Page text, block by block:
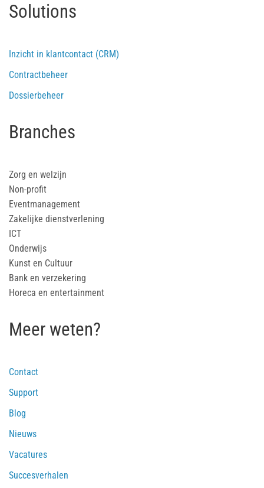
Solutions
Inzicht in klantcontact (CRM)
Contractbeheer
Dossierbeheer
Branches
Zorg en welzijn
Non-profit
Eventmanagement
Zakelijke dienstverlening
ICT
Onderwijs
Kunst en Cultuur
Bank en verzekering
Horeca en entertainment
Meer weten?
Contact
Support
Blog
Nieuws
Vacatures
Succesverhalen